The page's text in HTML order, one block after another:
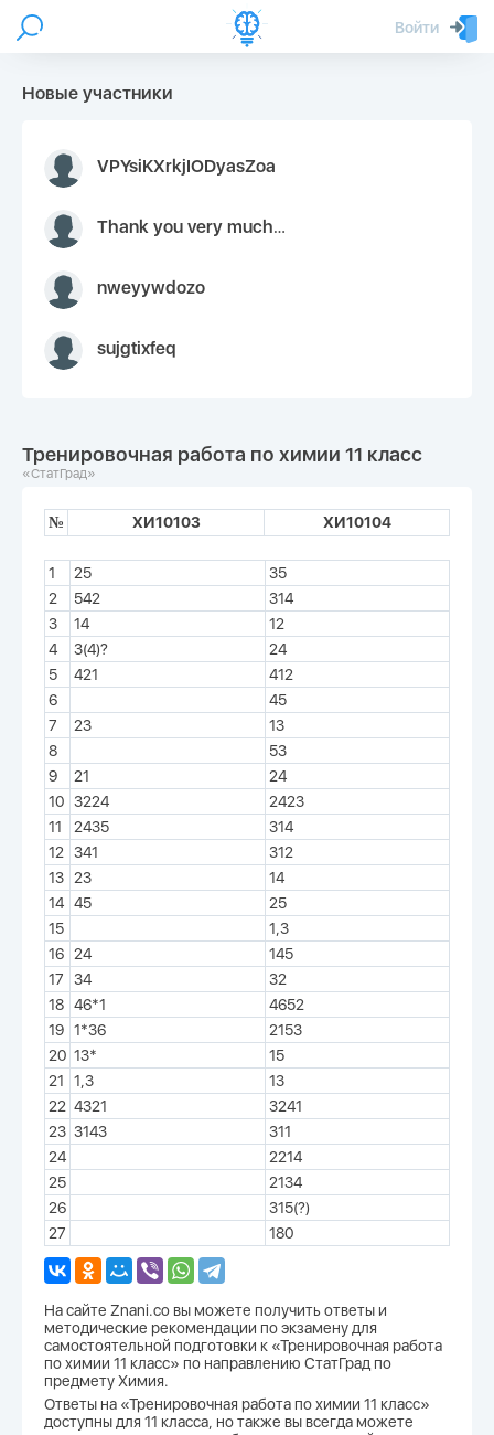
Войти
Новые участники
VPYsiKXrkjIODyasZoa
Thank you very much for your inquiry We appreciate you 9126052 https://youtube.com faceapple !
nweyywdozo
sujgtixfeq
Тренировочная работа по химии 11 класс
«СтатГрад»
№ ХИ10103 ХИ10104
1 25
35
2
542
314
3
14
12
4
3(4)?
24
5
421
412
6
45
7
23
13
8
53
9
21
24
10 3224
2423
11
2435
314
12
341
312
13 23
14
14 45
25
15
1,3
16 24
145
17
34
32
18 46*1
4652
19 1*36
2153
20 13*
15
21
1,3
13
22 4321
3241
23 3143
311
24
2214
25
2134
26
315(?)
27
180
На сайте Znani.co вы можете получить ответы и
методические рекомендации по экзамену для
самостоятельной подготовки к «Тренировочная работа
по химии 11 класс» по направлению СтатГрад по
предмету Химия.
Ответы на «Тренировочная работа по химии 11 класс»
доступны для 11 класса, но также вы всегда можете